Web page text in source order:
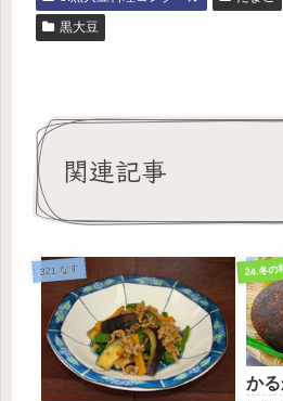
黒大豆
関連記事
321.なす 24.冬の
か